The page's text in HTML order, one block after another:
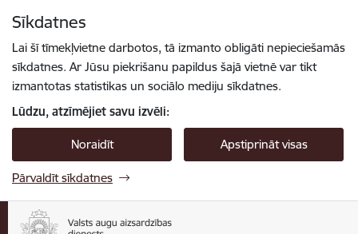
Sīkdatnes
Lai šī tīmekļvietne darbotos, tā izmanto obligāti nepieciešamās
sīkdatnes. Ar Jūsu piekrišanu papildus šajā vietnē var tikt
izmantotas statistikas un sociālo mediju sīkdatnes.
Lūdzu, atzīmējiet savu izvēli:
Noraidīt Apstiprināt visas
Pārvaldīt sīkdatnes